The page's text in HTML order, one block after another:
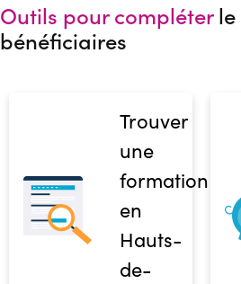
Outils pour compléterle
bénéficiaires
Trouver
une
formation
en
Hauts-
de-